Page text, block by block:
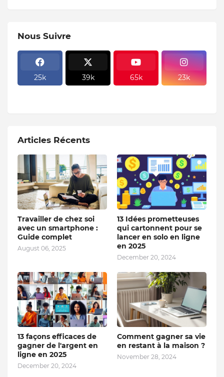
Nous Suivre
25k 39k 65k 23k
Articles Récents
Travailler de chez soi
avec un smartphone :
Guide complet
August 06, 2025
13 Idées prometteuses
qui cartonnent pour se
lancer en solo en ligne
en 2025
December 20, 2024
13 façons efficaces de
gagner de l'argent en
ligne en 2025
December 20, 2024
Comment gagner sa vie
en restant à la maison ?
November 28, 2024